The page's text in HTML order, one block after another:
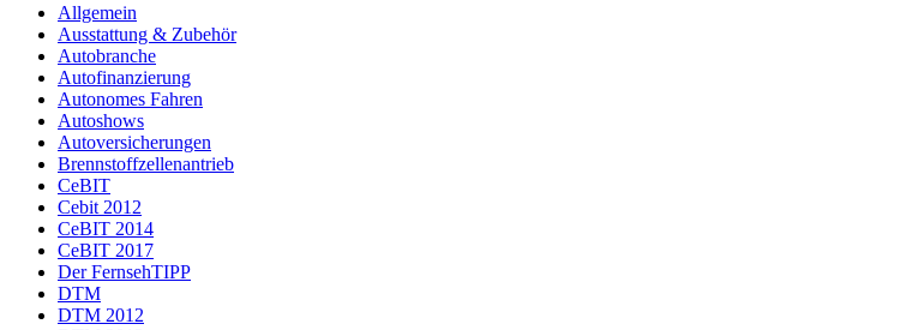
Allgemein
Ausstattung & Zubehör
Autobranche
Autofinanzierung
Autonomes Fahren
Autoshows
Autoversicherungen
Brennstoffzellenantrieb
CeBIT
Cebit 2012
CeBIT 2014
CeBIT 2017
Der FernsehTIPP
DTM
DTM 2012